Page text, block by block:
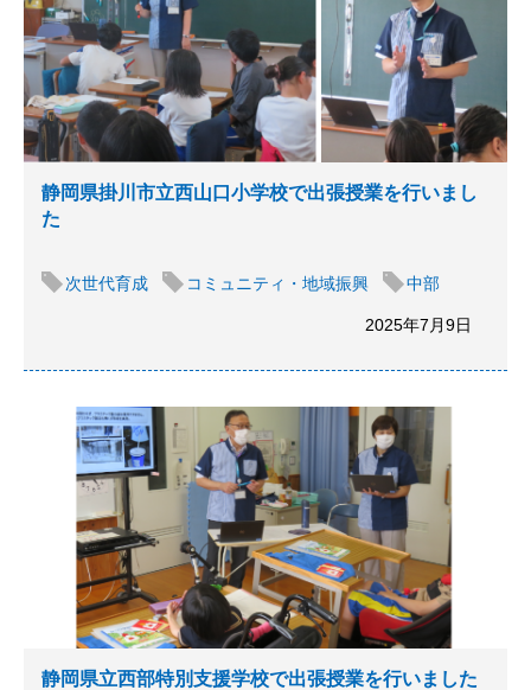
静岡県掛川市立西山口小学校で出張授業を行いまし
た
次世代育成 コミュニティ・地域振興 中部
2025年7月9日
静岡県立西部特別支援学校で出張授業を行いました